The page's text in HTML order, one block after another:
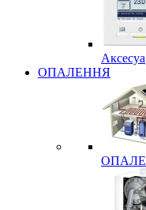
ОПАЛЕННЯ